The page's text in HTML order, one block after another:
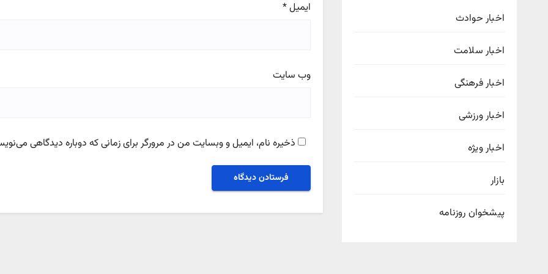
اخبار حوادث
اخبار سلامت
اخبار فرهنگی
اخبار ورزشی
اخبار ویژه
بازار
پیشخوان روزنامه
ایمیل*
وب‌ سایت
ذخیره نام، ایمیل و وبسایت من در مرورگر برای زمانی که دوباره دیدگاهی